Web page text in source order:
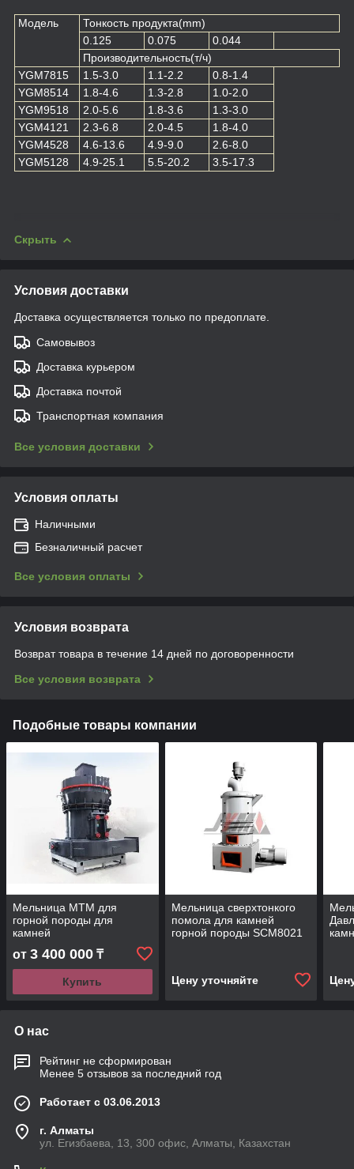
Модель
Тонкость продукта(mm)
0.125
0.075
0.044
Производительность(т/ч)
YGM7815
1.5-3.0 1.1-2.2
0.8-1.4
YGM8514
1.8-4.6 1.3-2.8
1.0-2.0
YGM9518
2.0-5.6 1.8-3.6
1.3-3.0
YGM4121
2.3-6.8 2.0-4.5
1.8-4.0
YGM4528
4.6-13.6 4.9-9.0
2.6-8.0
YGM5128
4.9-25.1 5.5-20.2 3.5-17.3
Скрыть
Условия доставки
Доставка осуществляется только по предоплате.
Самовывоз
Доставка курьером
Доставка почтой
Транспортная компания
Все условия доставки
Условия оплаты
Наличными
Безналичный расчет
Все условия оплаты
Условия возврата
Возврат товара в течение 14 дней по договоренности
Все условия возврата
Подобные товары компании
Мельница MTM для
горной породы для
камней
от 3 400 000 ₸
Купить
Мельница сверхтонкого
помола для камней
горной породы SCM8021
Цену уточняйте
О нас
Рейтинг не сформирован
Менее 5 отзывов за последний год
Работает с 03.06.2013
г. Алматы
ул. Егизбаева, 13, 300 офис, Алматы, Казахстан